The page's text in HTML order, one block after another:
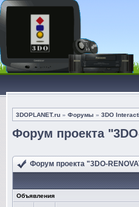
3DOPLANET.ru » Форумы » 3DO
Форум проекта
Форум проекта "3DO-
Объявления